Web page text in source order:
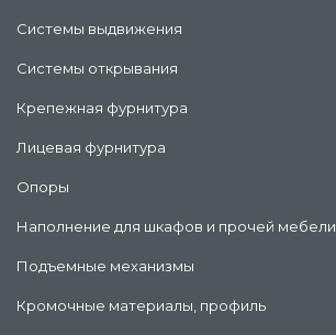
Системы выдвижения
Системы открывания
Крепежная фурнитура
Лицевая фурнитура
Опоры
Наполнение для шкафов и прочей мебели
Подъемные механизмы
Кромочные материалы, профиль